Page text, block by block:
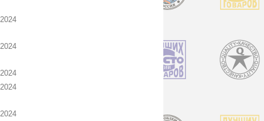
2024
2024
2024
2024
2024